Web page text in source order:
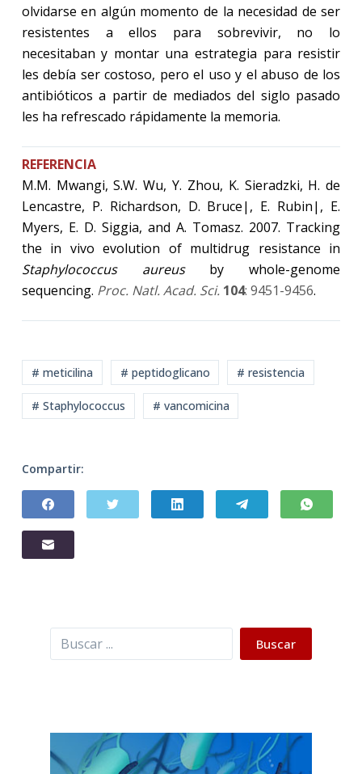
olvidarse en algún momento de la necesidad de ser
resistentes a ellos para sobrevivir, no lo
necesitaban y montar una estrategia para resistir
les debía ser costoso, pero el uso y el abuso de los
antibióticos a partir de mediados del siglo pasado
les ha refrescado rápidamente la memoria.
REFERENCIA
M.M. Mwangi, S.W. Wu, Y. Zhou, K. Sieradzki, H. de
Lencastre, P. Richardson, D. Bruce|, E. Rubin|, E.
Myers, E. D. Siggia, and A. Tomasz. 2007. Tracking
the in vivo evolution of multidrug resistance in
Staphylococcus aureusby whole-genome
sequencing. Proc. Natl. Acad. Sci. 104: 9451-9456.
# meticilina # peptidoglicano # resistencia
# Staphylococcus # vancomicina
Compartir:
Buscar Buscar